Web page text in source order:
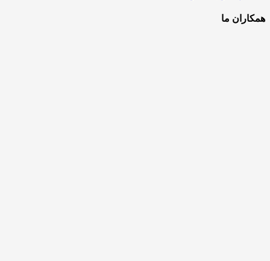
همکاران ما